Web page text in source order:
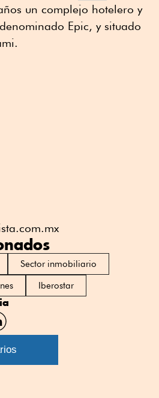
un complejo hotelero y
Epic, y situado
Sector inmobiliario
Iberostar